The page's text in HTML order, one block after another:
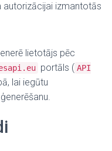
izmantotās
lietotājs pēc
portāls ( API
lai iegūtu